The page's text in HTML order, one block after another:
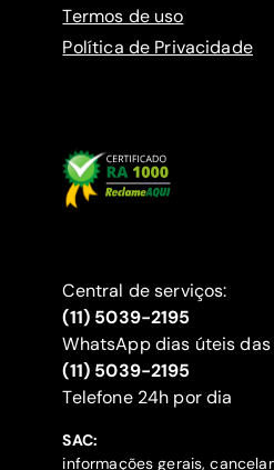
Termos de uso
Política de Privacidade
Central de serviços:
(11) 5039-2195
WhatsApp dias úteis
(11) 5039-2195
‍Telefone 24h por dia
SAC:
informações gerais,